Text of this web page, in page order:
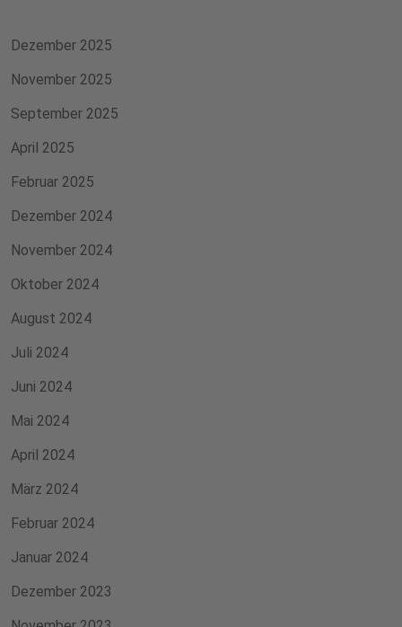
Dezember 2025
November 2025
September 2025
April 2025
Februar 2025
Dezember 2024
November 2024
Oktober 2024
August 2024
Juli 2024
Juni 2024
Mai 2024
April 2024
März 2024
Februar 2024
Januar 2024
Dezember 2023